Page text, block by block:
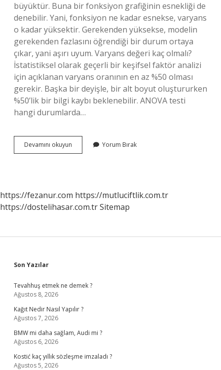
büyüktür. Buna bir fonksiyon grafiğinin esnekliği de
denebilir. Yani, fonksiyon ne kadar esnekse, varyans
o kadar yüksektir. Gerekenden yüksekse, modelin
gerekenden fazlasını öğrendiği bir durum ortaya
çıkar, yani aşırı uyum. Varyans değeri kaç olmalı?
İstatistiksel olarak geçerli bir keşifsel faktör analizi
için açıklanan varyans oranının en az %50 olması
gerekir. Başka bir deyişle, bir alt boyut oluştururken
%50’lik bir bilgi kaybı beklenebilir. ANOVA testi
hangi durumlarda…
Devamını okuyun Varyans
Analizi
Yorum Bırak
https://fezanur.com https://mutluciftlik.com.tr
https://dostelihasar.com.trSitemap
Sidebar
Son Yazılar
Tevahhuş etmek ne demek ?
Ağustos 8, 2026
Kağıt Nedir Nasıl Yapılır ?
Ağustos 7, 2026
BMW mi daha sağlam, Audi mi ?
Ağustos 6, 2026
Kostić kaç yıllık sözleşme imzaladı ?
Ağustos 5, 2026